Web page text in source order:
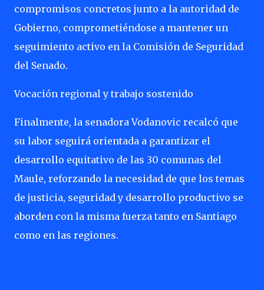
compromisos concretos junto a la autoridad de
Gobierno, comprometiéndose a mantener un
seguimiento activo en la Comisión de Seguridad
del Senado.
Vocación regional y trabajo sostenido
Finalmente, la senadora Vodanovic recalcó que
su labor seguirá orientada a garantizar el
desarrollo equitativo de las 30 comunas del
Maule, reforzando la necesidad de que los temas
de justicia, seguridad y desarrollo productivo se
aborden con la misma fuerza tanto en Santiago
como en las regiones.